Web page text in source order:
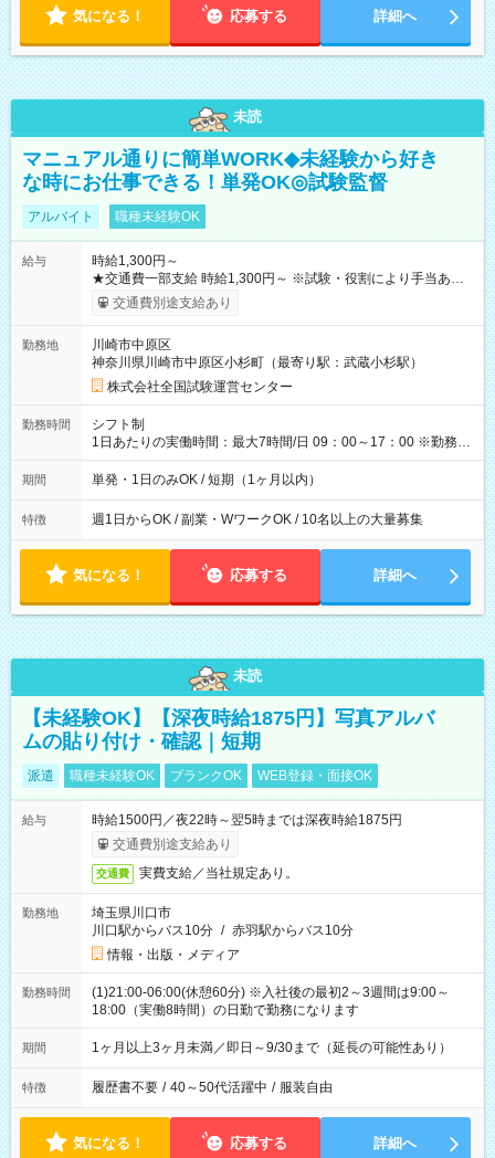
気になる！ 応募する 詳細へ
未読
マニュアル通りに簡単WORK◆未経験から好き
な時にお仕事できる！単発OK◎試験監督
アルバイト 職種未経験OK
給与
時給1,300円～
★交通費一部支給 時給1,300円～ ※試験・役割により手当あり
※勤務回数により昇給あり 【即給（前払い）オプションあ
り！】 希望される場合、勤務から1週間ほどで給与の一部を受け
例】 ・河合塾模擬試験 8:30～17:30（休憩1時間） 時給1,300円
×8時間＝日収10,400円＋交通費 ※当日の役割により時給＋100
円の場合あり ・国家試験 7:00～13:30（休憩なし） 時給1,300
円（役割手当＋100円）×6時間＝日収8,400円＋交通費 【試用期
間】試用期間なし
交通費別途支給あり
勤務地
川崎市中原区
神奈川県川崎市中原区小杉町（最寄り駅：武蔵小杉駅）
株式会社全国試験運営センター
勤務時間
シフト制
1日あたりの実働時間：最大7時間/日 09：00～17：00 ※勤務時
間は 試験により異なります。
期間 単発・1日のみOK / 短期（1ヶ月以内）
特徴 週1日からOK / 副業・WワークOK / 10名以上の大量募集
気になる！ 応募する 詳細へ
未読
【未経験OK】【深夜時給1875円】写真アルバ
ムの貼り付け・確認｜短期
派遣 職種未経験OK ブランクOK WEB登録・面接OK
給与
時給1500円／夜22時～翌5時までは深夜時給1875円
交通費別途支給あり
交通費 実費支給／当社規定あり。
勤務地
埼玉県川口市
川口駅からバス10分 / 赤羽駅からバス10分
情報・出版・メディア
勤務時間
(1)21:00-06:00(休憩60分) ※入社後の最初2～3週間は9:00～
18:00（実働8時間）の日勤で勤務になります
期間 1ヶ月以上3ヶ月未満／即日～9/30まで（延長の可能性あり）
特徴 履歴書不要 / 40～50代活躍中 / 服装自由
気になる！ 応募する 詳細へ